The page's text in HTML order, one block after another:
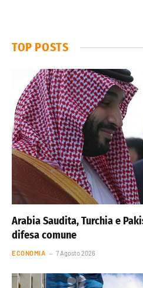
TOP POSTS
Arabia Saudita, Turchia e
difesa comune
ECONOMIA 7 Agosto 2026